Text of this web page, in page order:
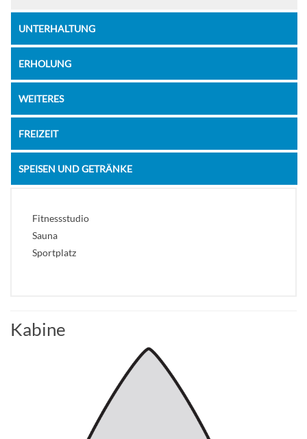
UNTERHALTUNG
ERHOLUNG
WEITERES
FREIZEIT
SPEISEN UND GETRÄNKE
Fitnessstudio
Sauna
Sportplatz
Kabine